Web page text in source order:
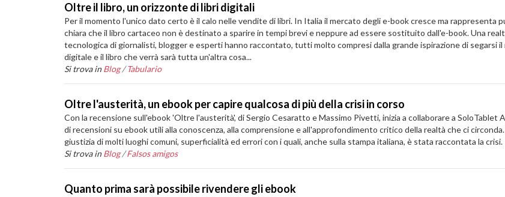
Oltre il libro, un orizzonte di libri digitali
Per il momento l'unico dato certo è il calo nelle vendite di libri. In Italia il mercato degli e-book cresce ma rappresenta
chiara che il libro cartaceo non è destinato a sparire in tempi brevi e neppure ad essere sostituito dall'e-book. Una
tecnologica di giornalisti, blogger e esperti hanno raccontato, tutti molto compresi dalla grande ispirazione di segarsi
digitale e il libro che verrà sarà tutta un'altra cosa...
Si trova in Blog /Tabulario
Oltre l'austerità, un ebook per capire qualcosa di più della crisi in corso
Con la recensione sull'ebook 'Oltre l'austerità', di Sergio Cesaratto e Massimo Pivetti, inizia a collaborare a SoloTablet
di recensioni su ebook utili alla conoscenza, alla comprensione e all'approfondimento critico della realtà che ci
giustizia di molti luoghi comuni, superficialità ed errori con i quali, anche sulla stampa italiana, è stata raccontata la crisi.
Si trova in Blog /Falsos amigos
Quanto prima sarà possibile rivendere gli ebook